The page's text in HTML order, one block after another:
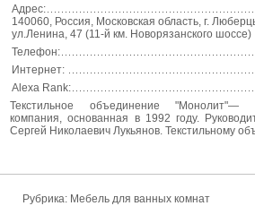
Адрес:
140060, Россия, Московская область, г.
ул.Ленина, 47 (11-й км. Новорязанского шоссе)
Телефон:
Интернет:
Alexa Rank:
Текстильное объединение "Монолит"—
компания, основанная в 1992 году.
Сергей Николаевич Лукьянов. Текстильному
Рубрика: Мебель для ванных комнат